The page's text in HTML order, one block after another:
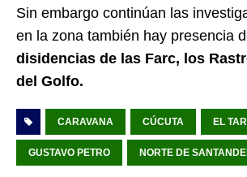
Sin embargo continúan las
en la zona también hay presencia
disidencias de las Farc, los
del Golfo.
CARAVANA CÚCUTA EL
GUSTAVO PETRO NORTE DE